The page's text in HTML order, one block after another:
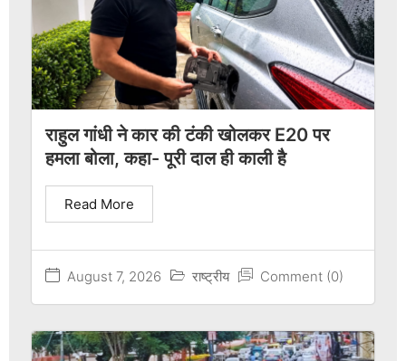
राहुल गांधी ने कार की टंकी खोलकर E20 पर
हमला बोला, कहा- पूरी दाल ही काली है
August 7, 2026 राष्ट्रीय Comment (0)
Read More